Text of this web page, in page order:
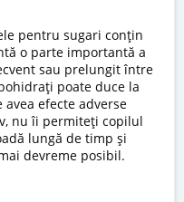
pentru sugari conțin
o parte importantă a
sau prelungit între
poate duce la
efecte adverse
nu îi permiteți copilul
lungă de timp și
devreme posibil.